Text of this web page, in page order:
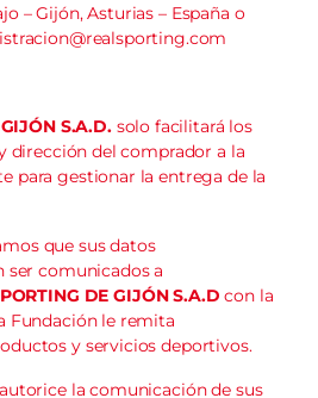
– Gijón, Asturias – España o
S.A.D.solo facilitará los
dirección del comprador a la
para gestionar la entrega de la
que sus datos
ser comunicados a
DE GIJÓN S.A.D con la
Fundación le remita
y servicios deportivos.
la comunicación de sus